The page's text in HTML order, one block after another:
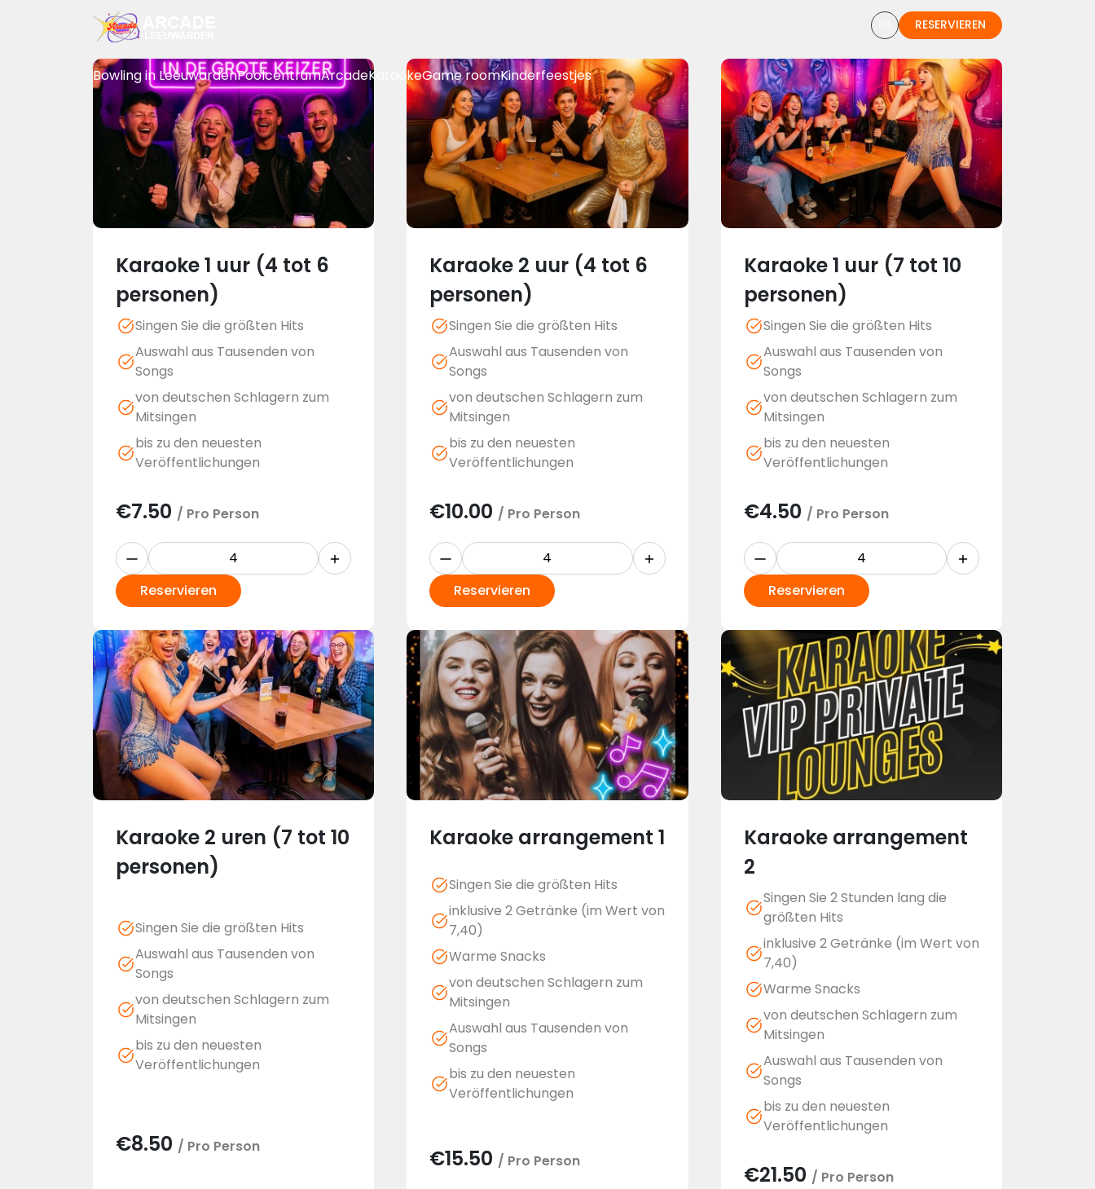
RESERVIEREN
Bowling in LeeuwardenPoolcentrumArcadeKaraokeGame roomKinderfeestjes
Karaoke 1 uur (4 tot 6
personen)
Singen Sie die größten Hits
Auswahl aus Tausenden von
Songs
von deutschen Schlagern zum
Mitsingen
bis zu den neuesten
Veröffentlichungen
€7.50 / Pro Person
Reservieren
Karaoke 2 uur (4 tot 6
personen)
Singen Sie die größten Hits
Auswahl aus Tausenden von
Songs
von deutschen Schlagern zum
Mitsingen
bis zu den neuesten
Veröffentlichungen
€10.00 / Pro Person
Reservieren
Karaoke 1 uur (7 tot 10
personen)
Singen Sie die größten Hits
Auswahl aus Tausenden von
Songs
von deutschen Schlagern zum
Mitsingen
bis zu den neuesten
Veröffentlichungen
€4.50 / Pro Person
Reservieren
Karaoke 2 uren (7 tot 10
personen)
Singen Sie die größten Hits
Auswahl aus Tausenden von
Songs
von deutschen Schlagern zum
Mitsingen
bis zu den neuesten
Veröffentlichungen
€8.50 / Pro Person
Karaoke arrangement 1
Singen Sie die größten Hits
inklusive 2 Getränke (im Wert von
7,40)
Warme Snacks
von deutschen Schlagern zum
Mitsingen
Auswahl aus Tausenden von
Songs
bis zu den neuesten
Veröffentlichungen
€15.50 / Pro Person
Karaoke arrangement
2
Singen Sie 2 Stunden lang die
größten Hits
inklusive 2 Getränke (im Wert von
7,40)
Warme Snacks
von deutschen Schlagern zum
Mitsingen
Auswahl aus Tausenden von
Songs
bis zu den neuesten
Veröffentlichungen
€21.50 / Pro Person